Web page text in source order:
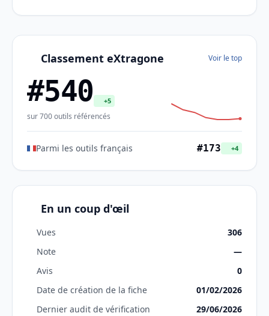
Classement eXtragone Voir le top
#540 +5
sur 700 outils référencés
Parmi les outils français #173 +4
En un coup d'œil
Vues
306
Note
—
Avis
0
Date de création de la fiche
01/02/2026
Dernier audit de vérification
29/06/2026